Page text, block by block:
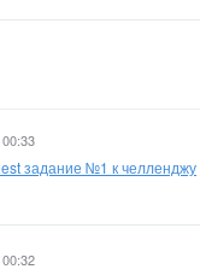
задание №1 к челленджу